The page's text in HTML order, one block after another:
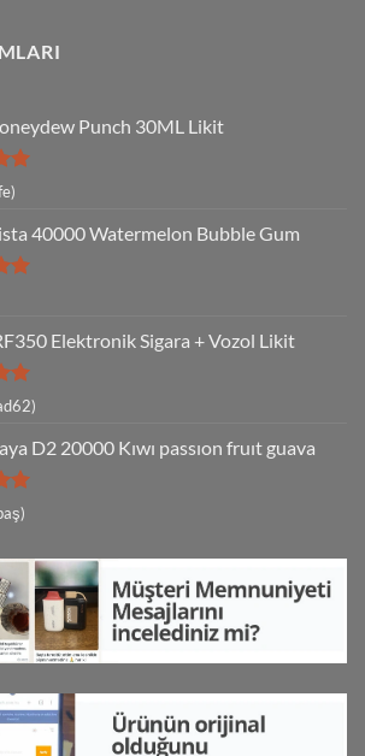
Punch 30ML Likit
40000 Watermelon Bubble Gum
Elektronik Sigara + Vozol Likit
D2 20000 Kıwı passıon fruıt guava